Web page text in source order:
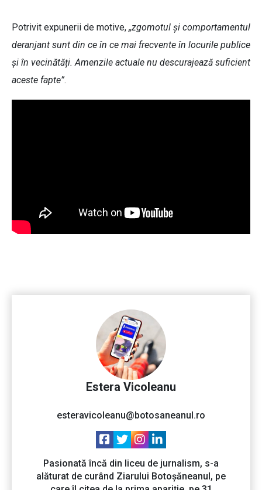
Potrivit expunerii de motive, „zgomotul și comportamentul
deranjant sunt din ce în ce mai frecvente în locurile publice
și în vecinătăți. Amenzile actuale nu descurajează suficient
aceste fapte”.
Estera Vicoleanu
esteravicoleanu@botosaneanul.ro
Pasionată încă din liceu de jurnalism, s-a
alăturat de curând Ziarului Botoșăneanul, pe